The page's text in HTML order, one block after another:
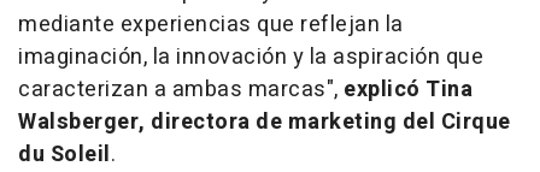
mediante experiencias que reflejan la
imaginación, la innovación y la aspiración que
caracterizan a ambas marcas", explicó Tina
Walsberger, directora de marketing del Cirque
du Soleil.